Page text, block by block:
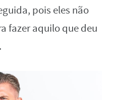
pois eles não
fazer aquilo que deu